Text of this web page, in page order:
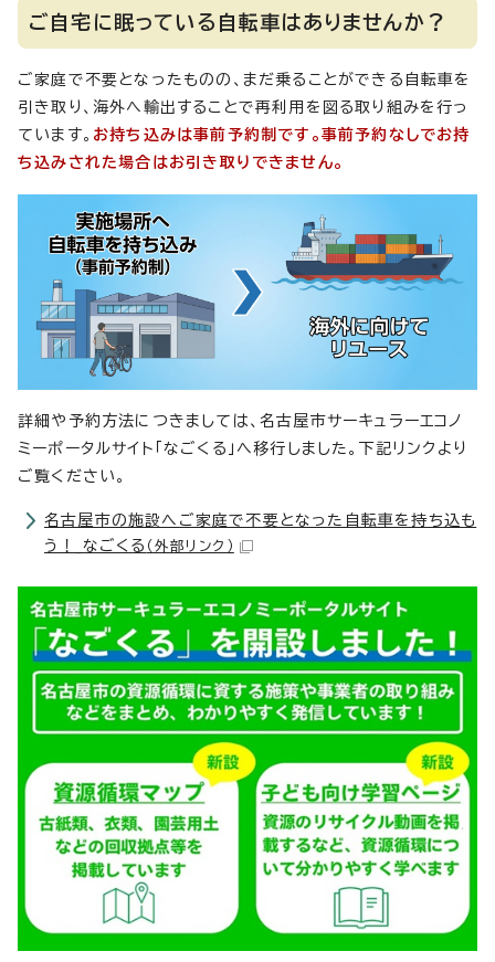
ご自宅に眠っている自転車はありませんか？
ご家庭で不要となったものの、まだ乗ることができる自転車を
引き取り、海外へ輸出することで再利用を図る取り組みを行っ
ています。 お持ち込みは事前予約制です。事前予約なしでお持
ち込みされた場合はお引き取りできません。
詳細や予約方法につきましては、名古屋市サーキュラーエコノ
ミーポータルサイト「なごくる」へ移行しました。下記リンクより
ご覧ください。
名古屋市の施設へご家庭で不要となった自転車を持ち込も
う！_なごくる （外部リンク）